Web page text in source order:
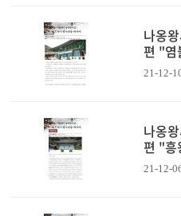
나옹
편 "
21-12-
나옹
편 "
21-12-